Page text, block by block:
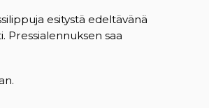
esitystä edeltävänä
Pressialennuksen saa